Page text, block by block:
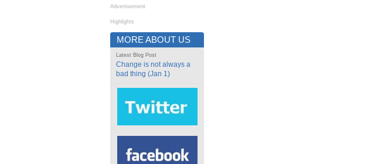
Advertisement
Highlights
MORE ABOUT US
Latest Blog Post
Change is not always a
bad thing (Jan 1)